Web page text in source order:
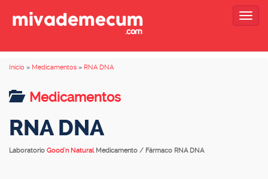
Inicio » Medicamentos » RNA DNA
Medicamentos
RNA DNA
Laboratorio Good'n Natural Medicamento / Fármaco RNA DNA